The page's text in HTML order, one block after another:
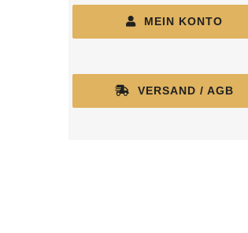
MEIN KONTO
VERSAND / AGB